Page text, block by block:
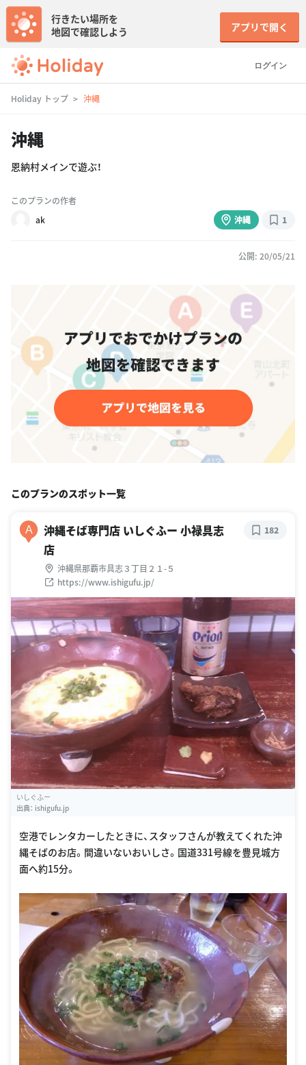
ログイン
行きたい場所を
地図で確認しよう
アプリで開く
Holiday トップ 沖縄
沖縄
恩納村メインで遊ぶ！
このプランの作者
ak
沖縄 1
公開: 20/05/21
このプランのスポット一覧
A
沖縄そば専門店 いしぐふー 小禄具志
店
沖縄県那覇市具志３丁目２１-５
https://www.ishigufu.jp/
182
いしぐふー
出典： ishigufu.jp
空港でレンタカーしたときに、スタッフさんが教えてくれた沖
縄そばのお店。間違いないおいしさ。国道331号線を豊見城方
面へ約15分。